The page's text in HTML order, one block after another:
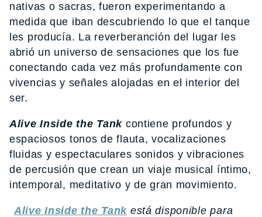
nativas o sacras, fueron experimentando a
medida que iban descubriendo lo que el tanque
les producía. La reverberanción del lugar les
abrió un universo de sensaciones que los fue
conectando cada vez más profundamente con
vivencias y señales alojadas en el interior del
ser.
Alive Inside the Tank contiene profundos y
espaciosos tonos de flauta, vocalizaciones
fluidas y espectaculares sonidos y vibraciones
de percusión que crean un viaje musical íntimo,
intemporal, meditativo y de gran movimiento.
Alive Inside the Tank está disponible para